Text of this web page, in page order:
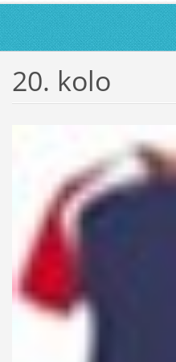
20. kolo